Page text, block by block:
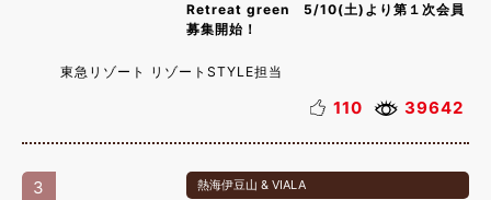
Retreat green 5/10(土)より第１次会員
募集開始！
東急リゾート リゾートSTYLE担当
110 39642
3 熱海伊豆山 & VIALA